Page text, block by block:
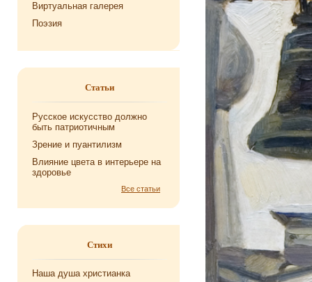
Виртуальная галерея
Поэзия
Статьи
Русское искусство должно
быть патриотичным
Зрение и пуантилизм
Влияние цвета в интерьере на
здоровье
Все статьи
Стихи
Наша душа хри­сти­ан­ка